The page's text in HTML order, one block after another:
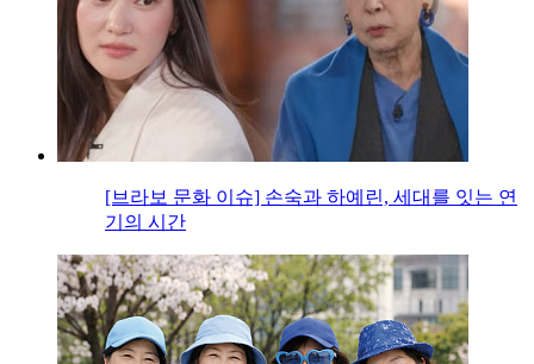
[브라보 문화 이슈] 손숙과 하예린, 세대를 잇는 연
기의 시간